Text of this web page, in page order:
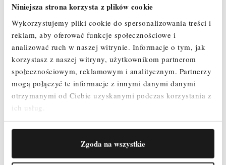
Niniejsza strona korzysta z plików cookie
Wykorzystujemy pliki cookie do spersonalizowania treści i
reklam, aby oferować funkcje społecznościowe i
analizować ruch w naszej witrynie. Informacje o tym, jak
korzystasz z naszej witryny, użytkownikom partnerom
społecznościowym, reklamowym i analitycznym. Partnerzy
mogą połączyć te informacje z innymi danymi danymi
otrzymanymi od Ciebie uzyskanymi podczas korzystania z
ich usług.
Zgoda na wszystkie
Indeks010019
W magazynie